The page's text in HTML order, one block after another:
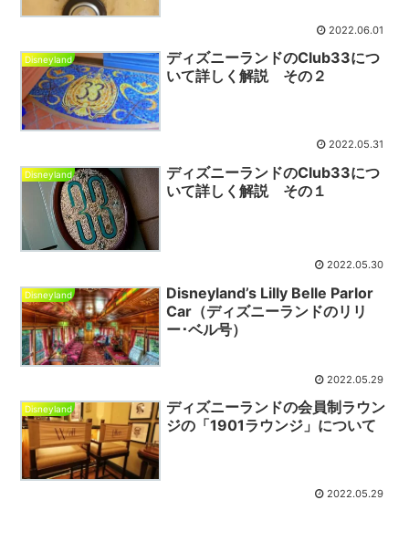
2022.06.01
Disneyland
ディズニーランドのClub33につ
いて詳しく解説 その２
2022.05.31
Disneyland
ディズニーランドのClub33につ
いて詳しく解説 その１
2022.05.30
Disneyland
Disneyland’s Lilly Belle Parlor
Car（ディズニーランドのリリ
ー･ベル号）
2022.05.29
Disneyland
ディズニーランドの会員制ラウン
ジの「1901ラウンジ」について
2022.05.29